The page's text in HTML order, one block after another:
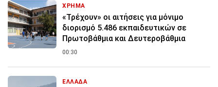
ΧΡΗΜΑ
«Τρέχουν» οι αιτήσεις για μόνιμο
διορισμό 5.486 εκπαιδευτικών σε
Πρωτοβάθμια και Δευτεροβάθμια
00:30
ΕΛΛΑΔΑ